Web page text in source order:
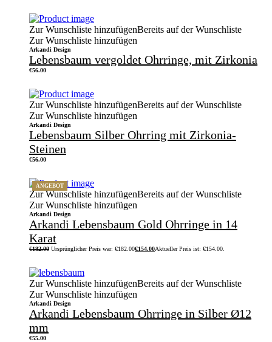
Zur Wunschliste hinzufügenBereits auf der Wunschliste
Zur Wunschliste hinzufügen
Arkandi Design
Lebensbaum vergoldet Ohrringe, mit Zirkonia
€56.00
Zur Wunschliste hinzufügenBereits auf der Wunschliste
Zur Wunschliste hinzufügen
Arkandi Design
Lebensbaum Silber Ohrring mit Zirkonia-
Steinen
€56.00
ANGEBOT
Zur Wunschliste hinzufügenBereits auf der Wunschliste
Zur Wunschliste hinzufügen
Arkandi Design
Arkandi Lebensbaum Gold Ohrringe in 14
Karat
€182.00 Ursprünglicher Preis war: €182.00€154.00Aktueller Preis ist: €154.00.
Zur Wunschliste hinzufügenBereits auf der Wunschliste
Zur Wunschliste hinzufügen
Arkandi Design
Arkandi Lebensbaum Ohrringe in Silber Ø12
mm
€55.00